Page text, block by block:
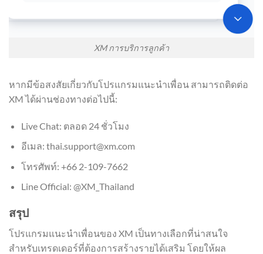
XM การบริการลูกค้า
หากมีข้อสงสัยเกี่ยวกับโปรแกรมแนะนำเพื่อน สามารถติดต่อ
XM ได้ผ่านช่องทางต่อไปนี้:
Live Chat: ตลอด 24 ชั่วโมง
อีเมล: thai.support@xm.com
โทรศัพท์: +66 2-109-7662
Line Official: @XM_Thailand
สรุป
โปรแกรมแนะนำเพื่อนของ XM เป็นทางเลือกที่น่าสนใจ
สำหรับเทรดเดอร์ที่ต้องการสร้างรายได้เสริม โดยให้ผล